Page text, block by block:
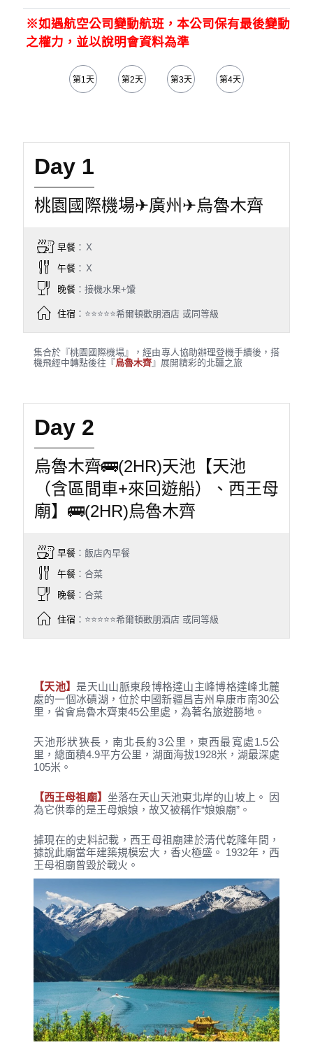
※如遇航空公司變動航班，本公司保有最後變動
之權力，並以說明會資料為準
第1天 第2天 第3天 第4天
Day 1
桃園國際機場✈廣州✈烏魯木齊
早餐：Ｘ
午餐：Ｘ
晚餐：接機水果+馕
住宿：⭐⭐⭐⭐⭐希爾頓歡朋酒店 或同等級
集合於『桃園國際機場』，經由專人協助辦理登機手續後，搭
機飛經中轉點後往『烏魯木齊』展開精彩的北疆之旅
Day 2
烏魯木齊🚌(2HR)天池【天池
（含區間車+來回遊船）、西王母
廟】🚌(2HR)烏魯木齊
早餐：飯店內早餐
午餐：合菜
晚餐：合菜
住宿：⭐⭐⭐⭐⭐希爾頓歡朋酒店 或同等級
【天池】 是天山山脈東段博格達山主峰博格達峰北麓
處的一個冰磧湖，位於中國新疆昌吉州阜康市南30公
里，省會烏魯木齊東45公里處，為著名旅遊勝地。
天池形狀狹長，南北長約3公里，東西最寬處1.5公
里，總面積4.9平方公里，湖面海拔1928米，湖最深處
105米。
【西王母祖廟】 坐落在天山天池東北岸的山坡上。 因
為它供奉的是王母娘娘，故又被稱作“娘娘廟”。
據現在的史料記載，西王母祖廟建於清代乾隆年間，
據說此廟當年建築規模宏大，香火極盛。 1932年，西
王母祖廟曾毀於戰火。